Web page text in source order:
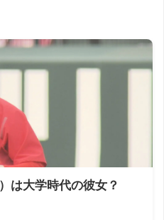
は大学時代の彼女？